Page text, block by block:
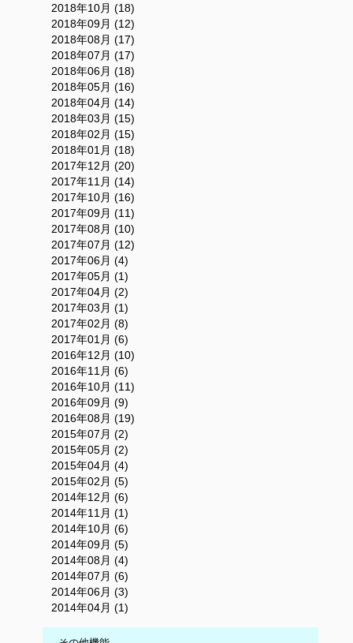
2018年10月 (18)
2018年09月 (12)
2018年08月 (17)
2018年07月 (17)
2018年06月 (18)
2018年05月 (16)
2018年04月 (14)
2018年03月 (15)
2018年02月 (15)
2018年01月 (18)
2017年12月 (20)
2017年11月 (14)
2017年10月 (16)
2017年09月 (11)
2017年08月 (10)
2017年07月 (12)
2017年06月 (4)
2017年05月 (1)
2017年04月 (2)
2017年03月 (1)
2017年02月 (8)
2017年01月 (6)
2016年12月 (10)
2016年11月 (6)
2016年10月 (11)
2016年09月 (9)
2016年08月 (19)
2015年07月 (2)
2015年05月 (2)
2015年04月 (4)
2015年02月 (5)
2014年12月 (6)
2014年11月 (1)
2014年10月 (6)
2014年09月 (5)
2014年08月 (4)
2014年07月 (6)
2014年06月 (3)
2014年04月 (1)